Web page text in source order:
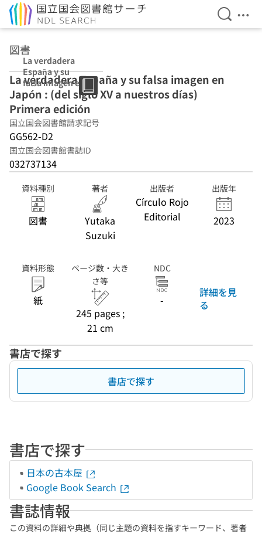
検索を
メ
図書
La verdadera
España y su
falsa imagen en
Japón : (del
siglo XV a
nuestros días)
Primera edición
La verdadera España y su falsa imagen en
Japón : (del siglo XV a nuestros días)
Primera edición
国立国会図書館請求記号
GG562-D2
国立国会図書館書誌ID
032737134
資料種別
図書
著者
Yutaka
Suzuki
出版者
Círculo Rojo
Editorial
出版年
2023
資料形態
紙
ページ数・大き
さ等
245 pages ;
21 cm
NDC
-
詳細を見
る
書店で探す
書店で探す
書店で探す
日本の古本屋
Google Book Search
書誌情報
この資料の詳細や典拠（同じ主題の資料を指すキーワード、著者